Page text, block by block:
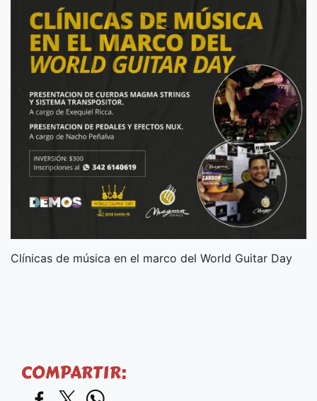
Clínicas de música en el marco del World Guitar Day
COMPARTIR: